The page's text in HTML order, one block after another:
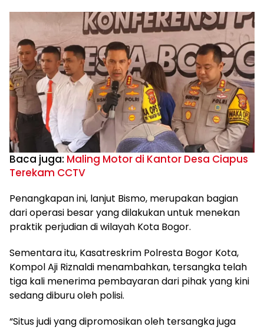
Baca juga: Maling Motor di Kantor Desa Ciapus
Terekam CCTV
Penangkapan ini, lanjut Bismo, merupakan bagian
dari operasi besar yang dilakukan untuk menekan
praktik perjudian di wilayah Kota Bogor.
Sementara itu, Kasatreskrim Polresta Bogor Kota,
Kompol Aji Riznaldi menambahkan, tersangka telah
tiga kali menerima pembayaran dari pihak yang kini
sedang diburu oleh polisi.
“Situs judi yang dipromosikan oleh tersangka juga